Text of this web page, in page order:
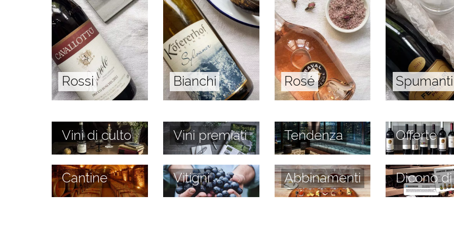
Rossi Bianchi Rosé Spumanti
Vini di culto Vini premiati Tendenza Offerte
Cantine Vitigni Abbinamenti Dicono